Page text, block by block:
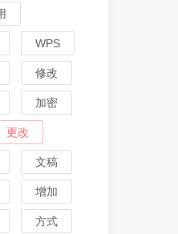
WPS
修改
加密
更改
文稿
增加
方式